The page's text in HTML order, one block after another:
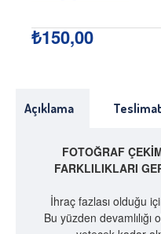
₺150,00
Açıklama
FOTOĞRAF
FARKLILIKLARI
İhraç fazlası olduğu
Bu yüzden devamlılığı